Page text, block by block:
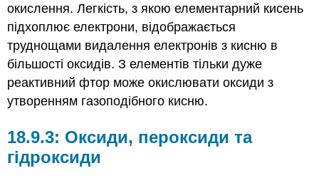
окислення. Легкість, з якою елементарний кисень
підхоплює електрони, відображається
труднощами видалення електронів з кисню в
більшості оксидів. З елементів тільки дуже
реактивний фтор може окислювати оксиди з
утворенням газоподібного кисню.
Оксиди, пероксиди та
гідроксиди